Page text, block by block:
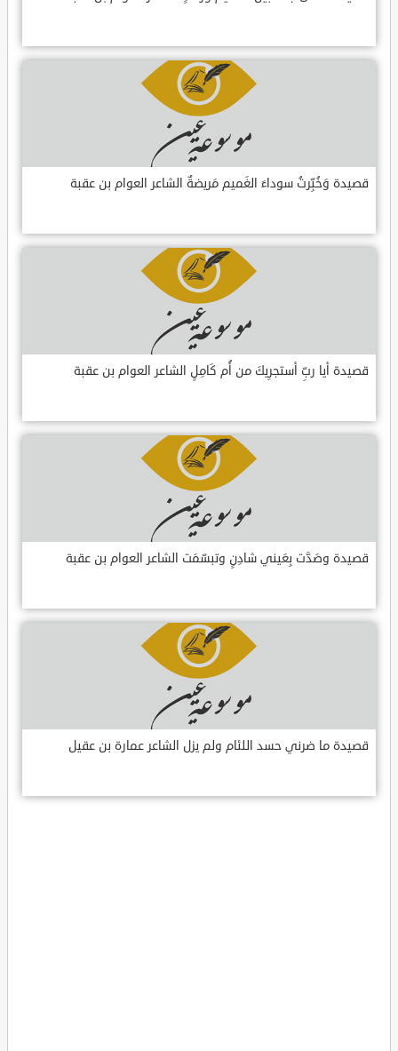
قصيدة وَخُبِّرتُ سوداءَ الغَميم مَريضةٌ الشاعر العوام بن عقبة
قصيدة أيا ربِّ أستجرِيكَ من أُم كَامِلٍ الشاعر العوام بن عقبة
قصيدة وصَدَّت بِعَيني شادِنٍ وتبسّمَت الشاعر العوام بن عقبة
قصيدة ما ضرني حسد اللئام ولم يزل الشاعر عمارة بن عقيل